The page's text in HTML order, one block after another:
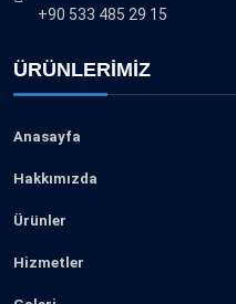
+90 533 485 29 15
ÜRÜNLERIMIZ
Anasayfa
Hakkımızda
Ürünler
Hizmetler